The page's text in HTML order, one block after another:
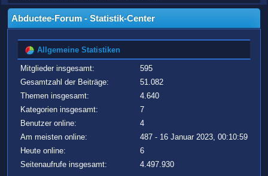
Abductee-Forum - Statistik-Center
Allgemeine Statistiken
Mitglieder insgesamt:
595
Gesamtzahl der Beiträge:
51.082
Themen insgesamt:
4.640
Kategorien insgesamt:
7
Benutzer online:
4
Am meisten online:
487 - 16 Januar 2023, 00:10:59
Heute online:
6
Seitenaufrufe insgesamt:
4.497.930